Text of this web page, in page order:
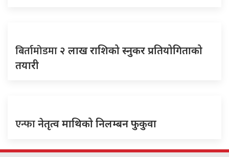
बिर्तामोडमा २ लाख राशिको स्नुकर प्रतियोगिताको
तयारी
एन्फानेतृत्व माथिको निलम्बन फुकुवा